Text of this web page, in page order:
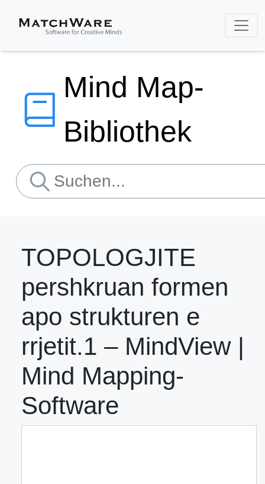
Mind Map-
Bibliothek
TOPOLOGJITE
pershkruan formen
apo strukturen e
rrjetit.1 – MindView |
Mind Mapping-
Software